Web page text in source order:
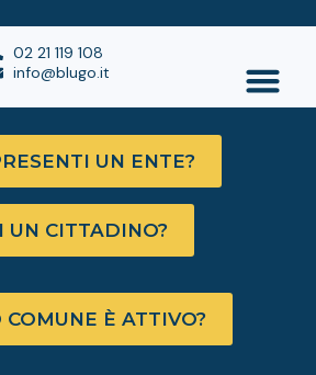
02 21 119 108
info@blugo.it
UN ENTE?
UN CITTADINO?
COMUNE È ATTIVO?